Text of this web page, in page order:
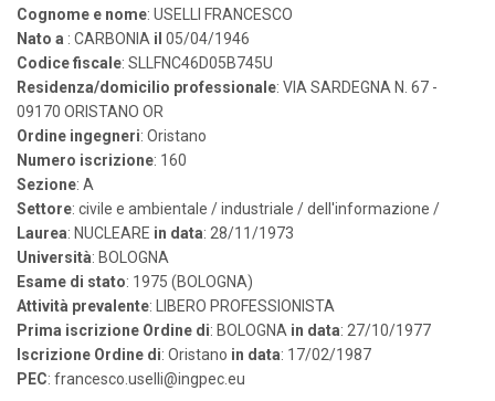
Cognome e nome: USELLI FRANCESCO
Nato a : CARBONIA il 05/04/1946
Codice fiscale: SLLFNC46D05B745U
Residenza/domicilio professionale: VIA SARDEGNA N. 67 -
09170 ORISTANO OR
Ordine ingegneri: Oristano
Numero iscrizione: 160
Sezione: A
Settore: civile e ambientale / industriale / dell'informazione /
Laurea: NUCLEARE in data: 28/11/1973
Università: BOLOGNA
Esame di stato: 1975 (BOLOGNA)
Attività prevalente: LIBERO PROFESSIONISTA
Prima iscrizione Ordine di: BOLOGNA in data: 27/10/1977
Iscrizione Ordine di: Oristano in data: 17/02/1987
PEC: francesco.uselli@ingpec.eu